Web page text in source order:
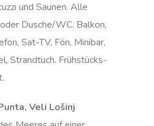
und Saunen. Alle
Dusche/WC, Balkon,
Sat-TV, Fön, Minibar,
Strandtuch. Frühstücks-
Veli Lošinj